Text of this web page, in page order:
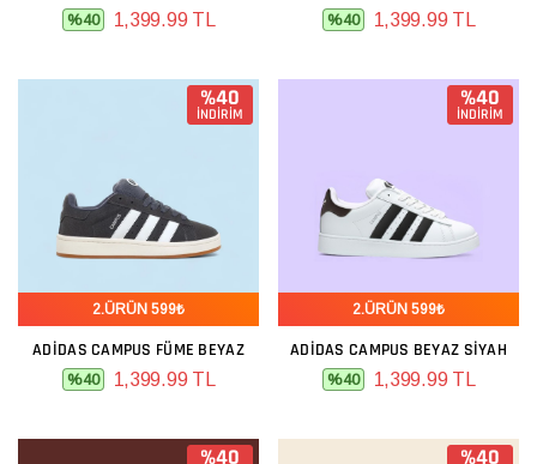
%40 1,399.99 TL %40 1,399.99 TL
%40
İNDİRİM
2.ÜRÜN 599₺
ADIDAS CAMPUS FÜME BEYAZ
%40 1,399.99 TL
%40
İNDİRİM
2.ÜRÜN 599₺
ADIDAS CAMPUS BEYAZ SIYAH
%40 1,399.99 TL
%40 %40